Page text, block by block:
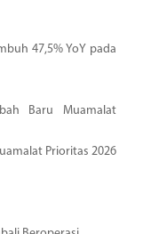
47,5% YoY pada
Baru Muamalat
Prioritas 2026